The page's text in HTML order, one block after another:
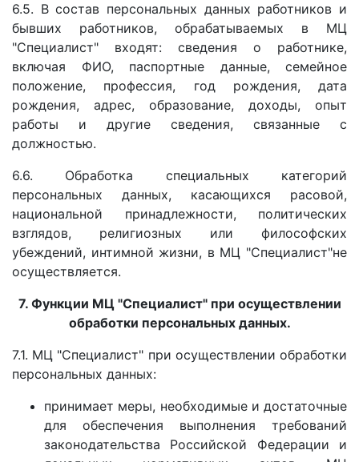
6.5. В состав персональных данных работников и
бывших работников, обрабатываемых в МЦ
"Специалист" входят: сведения о работнике,
включая ФИО, паспортные данные, семейное
положение, профессия, год рождения, дата
рождения, адрес, образование, доходы, опыт
работы и другие сведения, связанные с
должностью.
6.6. Обработка специальных категорий
персональных данных, касающихся расовой,
национальной принадлежности, политических
взглядов, религиозных или философских
убеждений, интимной жизни, в МЦ "Специалист"не
осуществляется.
7. Функции МЦ "Специалист"при осуществлении
обработки персональных данных.
7.1. МЦ "Специалист" при осуществлении обработки
персональных данных:
принимает меры, необходимые и достаточные
для обеспечения выполнения требований
законодательства Российской Федерации и